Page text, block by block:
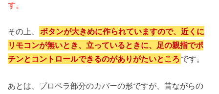
す。
その上、
ボタンが大きめに作られていますので、近くに
リモコンが無いとき、立っているときに、足の親指でポ
チンとコントロールできるのがありがたいところ です。
あとは、プロペラ部分のカバーの形ですが、昔ながらの